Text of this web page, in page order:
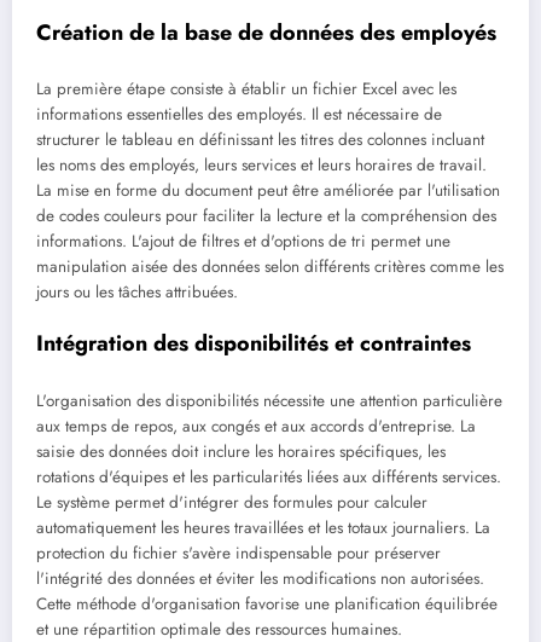
Création de la base de données des employés
La première étape consiste à établir un fichier Excel avec les
informations essentielles des employés. Il est nécessaire de
structurer le tableau en définissant les titres des colonnes incluant
les noms des employés, leurs services et leurs horaires de travail.
La mise en forme du document peut être améliorée par l'utilisation
de codes couleurs pour faciliter la lecture et la compréhension des
informations. L'ajout de filtres et d'options de tri permet une
manipulation aisée des données selon différents critères comme les
jours ou les tâches attribuées.
Intégration des disponibilités et contraintes
L'organisation des disponibilités nécessite une attention particulière
aux temps de repos, aux congés et aux accords d'entreprise. La
saisie des données doit inclure les horaires spécifiques, les
rotations d'équipes et les particularités liées aux différents services.
Le système permet d'intégrer des formules pour calculer
automatiquement les heures travaillées et les totaux journaliers. La
protection du fichier s'avère indispensable pour préserver
l'intégrité des données et éviter les modifications non autorisées.
Cette méthode d'organisation favorise une planification équilibrée
et une répartition optimale des ressources humaines.